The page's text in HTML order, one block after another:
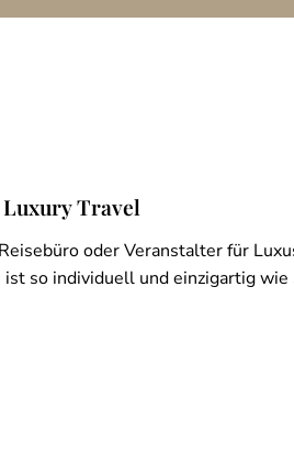
Travel
oder Veranstalter für
so individuell und einzigartig wie